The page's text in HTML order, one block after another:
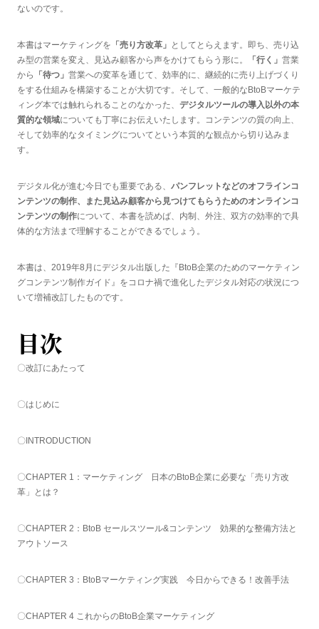
ないのです。
本書はマーケティングを 「売り方改革」 としてとらえます。即ち、売り込
み型の営業を変え、見込み顧客から声をかけてもらう形に。
「行く」 営業
から
「待つ」 営業への変革を通じて、効率的に、継続的に売り上げづくり
をする仕組みを構築することが大切です。そして、一般的なBtoBマーケテ
ィング本では触れられることのなかった、 デジタルツールの導入以外の本
質的な領域についても丁寧にお伝えいたします。コンテンツの質の向上、
そして効率的なタイミングについてという本質的な観点から切り込みま
す。
デジタル化が進む今日でも重要である、 パンフレットなどのオフラインコ
ンテンツの制作、また見込み顧客から見つけてもらうためのオンラインコ
ンテンツの制作について、本書を読めば、内制、外注、双方の効率的で具
体的な方法まで理解することができるでしょう。
本書は、2019年8月にデジタル出版した『BtoB企業のためのマーケティン
グコンテンツ制作ガイド』をコロナ禍で進化したデジタル対応の状況につ
いて増補改訂したものです。
目次
〇改訂にあたって
〇はじめに
〇INTRODUCTION
〇CHAPTER 1：マーケティング 日本のBtoB企業に必要な「売り方改
革」とは？
〇CHAPTER 2：BtoB セールスツール&コンテンツ 効果的な整備方法と
アウトソース
〇CHAPTER 3：BtoBマーケティング実践 今日からできる！改善手法
〇CHAPTER 4 これからのBtoB企業マーケティング